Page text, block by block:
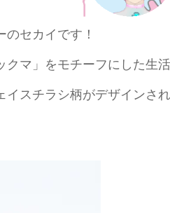
セカイです！
クマ」をモチーフにした生活
イスチラシ柄がデザインされ